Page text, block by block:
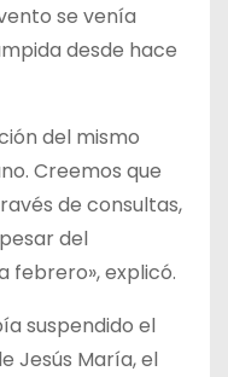
se venía
desde hace
del mismo
Creemos que
de consultas,
del
febrero», explicó.
suspendido el
Jesús María, el